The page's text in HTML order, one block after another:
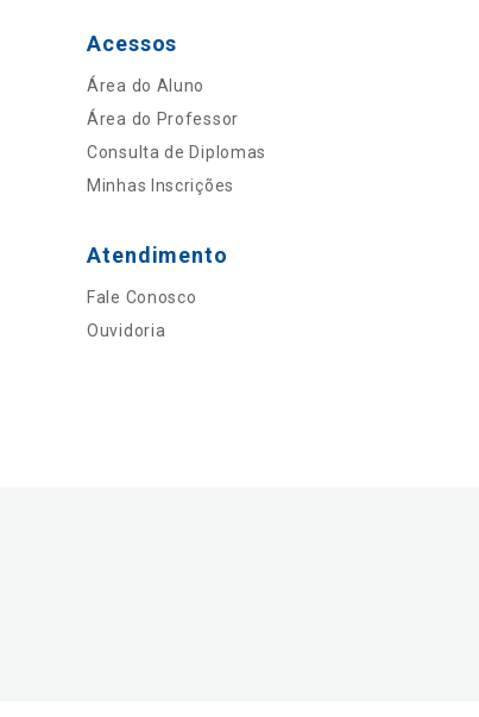
Acessos
Área do Aluno
Área do Professor
Consulta de Diplomas
Minhas Inscrições
Atendimento
Fale Conosco
Ouvidoria